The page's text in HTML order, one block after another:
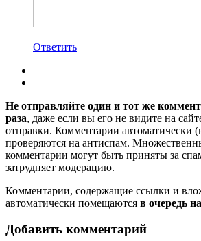
Ответить
Не отправляйте один и тот же
раза, даже если вы его не видите на
отправки. Комментарии автоматически
проверяются на антиспам.
комментарии могут быть приняты за
затрудняет модерацию.
Комментарии, содержащие ссылки и
автоматически помещаются в очередь
Добавить комментарий